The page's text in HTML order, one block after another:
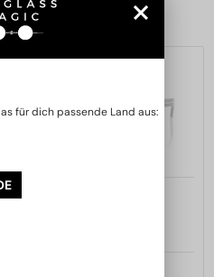
2-4 WERKTAGE
für dich passende Land aus: